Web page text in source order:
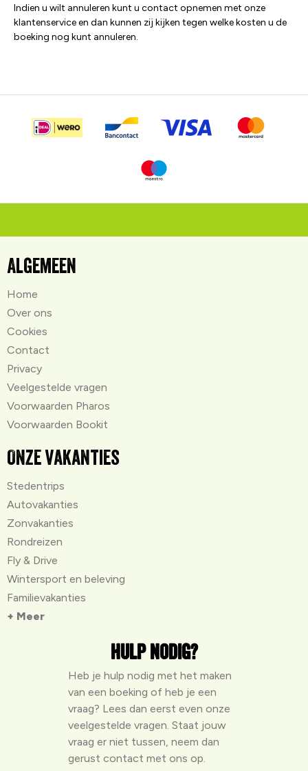
Indien u wilt annuleren kunt u contact opnemen met onze
klantenservice en dan kunnen zij kijken tegen welke kosten u de
boeking nog kunt annuleren.
Algemeen
Home
Over ons
Cookies
Contact
Privacy
Veelgestelde vragen
Voorwaarden Pharos
Voorwaarden Bookit
Onze vakanties
Stedentrips
Autovakanties
Zonvakanties
Rondreizen
Fly & Drive
Wintersport en beleving
Familievakanties
+ Meer
Hulp nodig?
Heb je hulp nodig met het maken
van een boeking of heb je een
vraag? Lees dan eerst even onze
veelgestelde vragen . Staat jouw
vraag er niet tussen, neem dan
gerust contact met ons op.